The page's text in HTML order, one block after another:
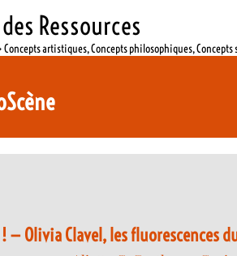
Ressources
Concepts artistiques, Concepts philosophiques,
— Olivia Clavel, les fluorescences